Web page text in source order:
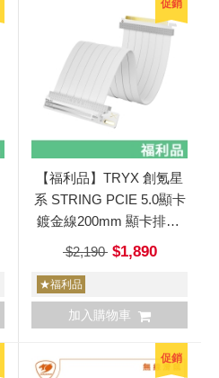
促銷
【福利品】TRYX 創氪星
系 STRING PCIE 5.0顯卡
鍍金線200mm 顯卡排線/
延長線 白色
$2,190$1,890
★福利品
加入購物車
促銷